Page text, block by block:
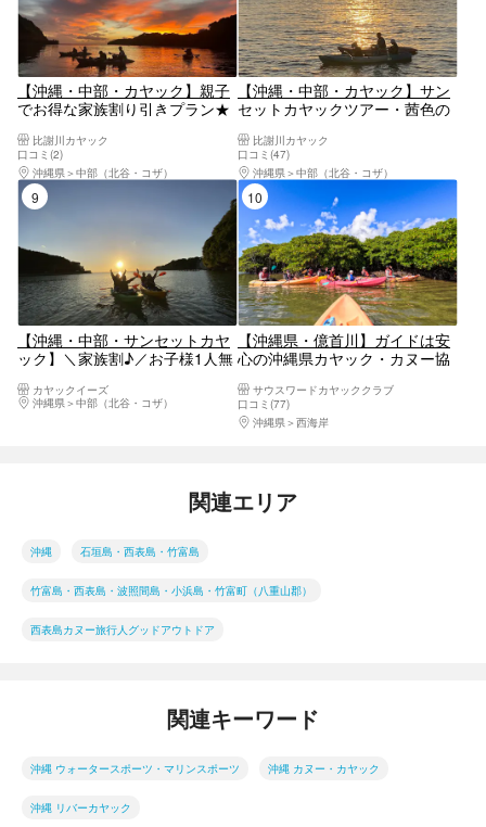
【沖縄・中部・カヤック】親子
でお得な家族割り引きプラン★
日だけの夕焼けを家族みんなで
心に刻もう！
比謝川カヤック
口コミ(2)
沖縄県
中部（北谷・コザ）
【沖縄・中部・カヤック】サン
セットカヤックツアー・茜色の
アー付で亜熱帯の自然も体感♪
当日予約・2歳～OK★那覇から
アクセス抜群★トイレ更衣室完
備
比謝川カヤック
口コミ(47)
沖縄県
中部（北谷・コザ）
【沖縄・中部・サンセットカヤ
ック】＼家族割♪／お子様1人無
ブ観察とサンセットのセット！
カップル、女子旅に大人気！ツ
カヤックイーズ
沖縄県
中部（北谷・コザ）
10位
【沖縄県・億首川】ガイドは安
心の沖縄県カヤック・カヌー協
林→美ら海→ビーチ上陸＆散策
付ネイチャーツアー！【３歳か
らシニア・初心者大歓迎】
サウスワードカヤッククラブ
口コミ(77)
沖縄県
西海岸
関連エリア
沖縄 石垣島・西表島・竹富島
竹富島・西表島・波照間島・小浜島・竹富町（八重山郡）
西表島カヌー旅行人グッドアウトドア
関連キーワード
沖縄 ウォータースポーツ・マリンスポーツ 沖縄 カヌー・カヤック
沖縄 リバーカヤック